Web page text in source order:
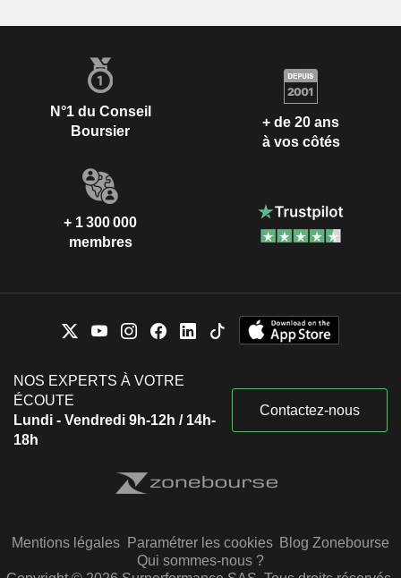
N°1 du Conseil
Boursier
+ de 20 ans
à vos côtés
+ 1 300 000
membres
NOS EXPERTS À VOTRE
ÉCOUTE
Lundi - Vendredi 9h-12h / 14h-
18h
Contactez-nous
Mentions légales Paramétrer les cookies Blog Zonebourse
Qui sommes-nous ?